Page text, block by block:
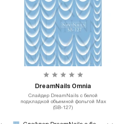
DreamNails Omnia
Слайдер DreamNails с белой
подкладкой объемной фольгой Max
(SB-127)